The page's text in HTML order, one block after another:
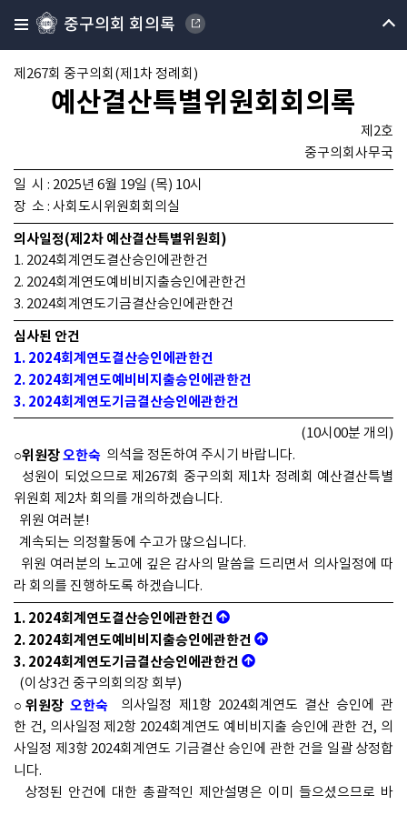
중구의회 회의록
제267회 중구의회(제1차 정례회)
예산결산특별위원회회의록
제2호
중구의회사무국
일 시 : 2025년 6월 19일 (목) 10시
장 소 : 사회도시위원회회의실
의사일정(제2차 예산결산특별위원회)
1. 2024회계연도결산승인에관한건
2. 2024회계연도예비비지출승인에관한건
3. 2024회계연도기금결산승인에관한건
심사된 안건
1. 2024회계연도결산승인에관한건
2. 2024회계연도예비비지출승인에관한건
3. 2024회계연도기금결산승인에관한건
(10시00분 개의)
○위원장오한숙 의석을 정돈하여 주시기 바랍니다.
성원이 되었으므로 제267회 중구의회 제1차 정례회 예산결산특별
위원회 제2차 회의를 개의하겠습니다.
위원 여러분!
계속되는 의정활동에 수고가 많으십니다.
위원 여러분의 노고에 깊은 감사의 말씀을 드리면서 의사일정에 따
라 회의를 진행하도록 하겠습니다.
1. 2024회계연도결산승인에관한건
2. 2024회계연도예비비지출승인에관한건
3. 2024회계연도기금결산승인에관한건
(이상3건 중구의회의장 회부)
○위원장오한숙 의사일정 제1항 2024회계연도 결산 승인에 관
한 건, 의사일정 제2항 2024회계연도 예비비지출 승인에 관한 건, 의
사일정 제3항 2024회계연도 기금결산 승인에 관한 건을 일괄 상정합
니다.
상정된 안건에 대한 총괄적인 제안설명은 이미 들으셨으므로 바